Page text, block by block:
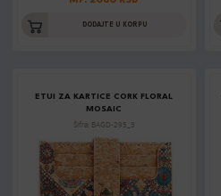
DODAJTE U KORPU
ETUI ZA KARTICE CORK FLORAL
MOSAIC
Šifra: BAGD-295_3